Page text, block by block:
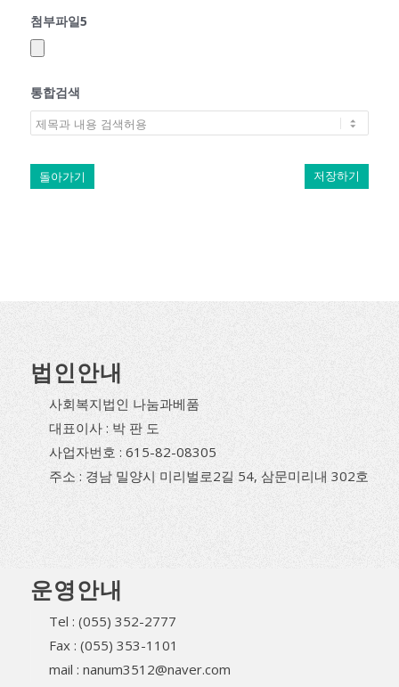
첨부파일5
통합검색
돌아가기 저장하기
법인안내
사회복지법인 나눔과베품
대표이사 : 박 판 도
사업자번호 : 615-82-08305
주소 : 경남 밀양시 미리벌로2길 54, 삼문미리내 302호
운영안내
Tel : (055) 352-2777
Fax : (055) 353-1101
mail : nanum3512@naver.com